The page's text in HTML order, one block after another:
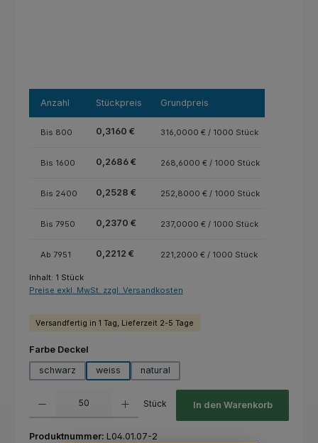
Anzahl Stückpreis Grundpreis
Bis 800 0,3160 € 316,0000 € / 1000 Stück
Bis 1600 0,2686 € 268,6000 € / 1000 Stück
Bis 2400 0,2528 € 252,8000 € / 1000 Stück
Bis 7950 0,2370 € 237,0000 € / 1000 Stück
Ab 7951 0,2212 € 221,2000 € / 1000 Stück
Inhalt: 1 Stück
Preise exkl. MwSt. zzgl. Versandkosten
Versandfertig in 1 Tag, Lieferzeit 2-5 Tage
Farbe Deckel
schwarz
weiss natural
Stück In den Warenkorb
Produktnummer: L04.01.07-2